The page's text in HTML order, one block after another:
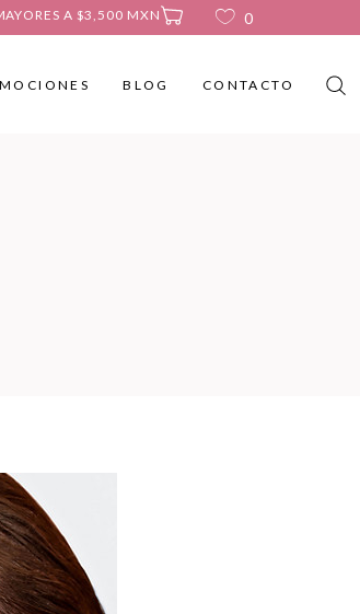
A $3,500 MXN
cart.
0
BLOG CONTACTO